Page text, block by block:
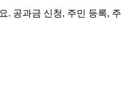
. 공과금 신청, 주민 등록, 주